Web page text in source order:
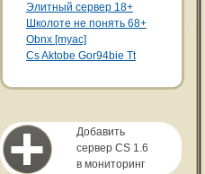
Элитный сервер 18+
Школоте не понять 68+
Obnx [myac]
Cs Aktobe Gor94bie Tt
Добавить
сервер CS 1.6
в мониторинг